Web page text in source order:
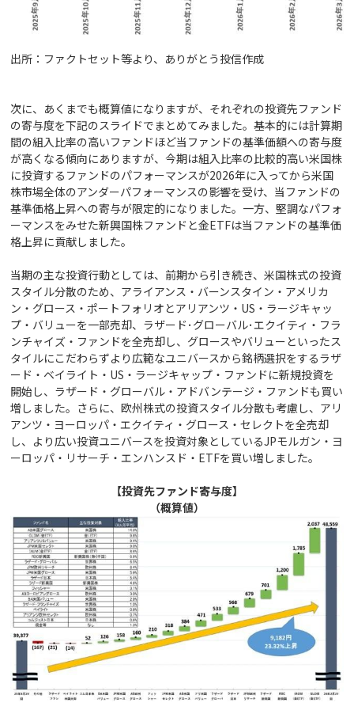
出所：ファクトセット等より、ありがとう投信作成
次に、あくまでも概算値になりますが、それぞれの投資先ファンド
の寄与度を下記のスライドでまとめてみました。基本的には計算期
間の組入比率の高いファンドほど当ファンドの基準価額への寄与度
が高くなる傾向にありますが、今期は組入比率の比較的高い米国株
に投資するファンドのパフォーマンスが2026年に入ってから米国
株市場全体のアンダーパフォーマンスの影響を受け、当ファンドの
基準価格上昇への寄与が限定的になりました。一方、堅調なパフォ
ーマンスをみせた新興国株ファンドと金ETFは当ファンドの基準価
格上昇に貢献しました。
当期の主な投資行動としては、前期から引き続き、米国株式の投資
スタイル分散のため、アライアンス・バーンスタイン・アメリカ
ン・グロース・ポートフォリオとアリアンツ・US・ラージキャッ
プ・バリューを一部売却、ラザード･グローバル･エクイティ・フラ
ンチャイズ・ファンドを全売却し、グロースやバリューといったス
タイルにこだわらずより広範なユニバースから銘柄選択をするラザ
ード・ベイライト・US・ラージキャップ・ファンドに新規投資を
開始し、ラザード・グローバル・アドバンテージ・ファンドも買い
増しました。さらに、欧州株式の投資スタイル分散も考慮し、アリ
アンツ・ヨーロッパ・エクイティ・グロース・セレクトを全売却
し、より広い投資ユニバースを投資対象としているJPモルガン・ヨ
ーロッパ・リサーチ・エンハンスド・ETFを買い増しました。
【投資先ファンド寄与度】
（概算値）